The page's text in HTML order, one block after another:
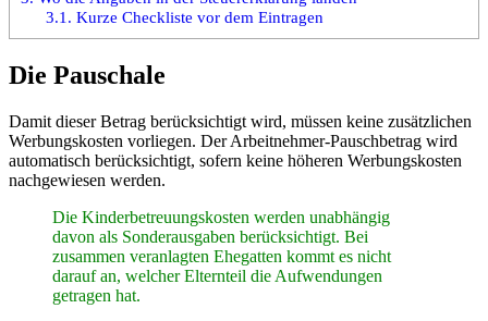
3.1. Kurze Checkliste vor dem Eintragen
Die Pauschale
Damit dieser Betrag berücksichtigt wird, müssen keine zusätzlichen
Werbungskosten vorliegen. Der Arbeitnehmer-Pauschbetrag wird
automatisch berücksichtigt, sofern keine höheren Werbungskosten
nachgewiesen werden.
Die Kinderbetreuungskosten werden unabhängig
davon als Sonderausgaben berücksichtigt. Bei
zusammen veranlagten Ehegatten kommt es nicht
darauf an, welcher Elternteil die Aufwendungen
getragen hat.